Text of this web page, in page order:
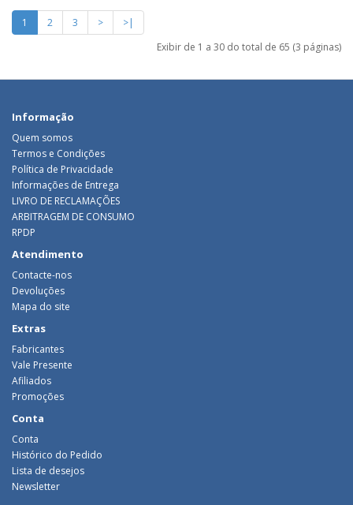
1 2 3 >
>|
Exibir de 1 a 30 do total de 65 (3 páginas)
Informação
Quem somos
Termos e Condições
Política de Privacidade
Informações de Entrega
LIVRO DE RECLAMAÇÕES
ARBITRAGEM DE CONSUMO
RPDP
Atendimento
Contacte-nos
Devoluções
Mapa do site
Extras
Fabricantes
Vale Presente
Afiliados
Promoções
Conta
Conta
Histórico do Pedido
Lista de desejos
Newsletter